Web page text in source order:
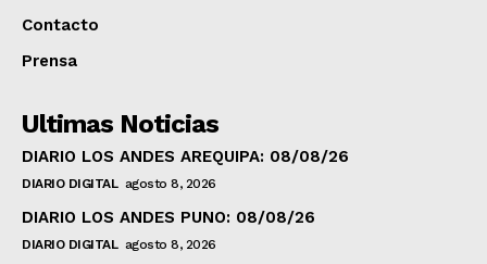
Contacto
Prensa
Ultimas Noticias
DIARIO LOS ANDES AREQUIPA: 08/08/26
DIARIO DIGITAL agosto 8, 2026
DIARIO LOS ANDES PUNO: 08/08/26
DIARIO DIGITAL agosto 8, 2026